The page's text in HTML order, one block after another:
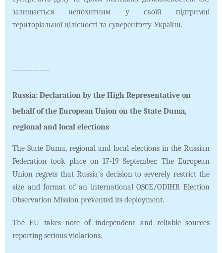
залишається непохитним у своїй підтримці
територіальної цілісності та суверенітету України.
---------------
Russia: Declaration by the High Representative on
behalf of the European Union on the State Duma,
regional and local elections
The State Duma, regional and local elections in the Russian
Federation took place on 17-19 September. The European
Union regrets that Russia's decision to severely restrict the
size and format of an international OSCE/ODIHR Election
Observation Mission prevented its deployment.
The EU takes note of independent and reliable sources
reporting serious violations.